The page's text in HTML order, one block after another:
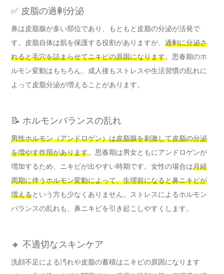
✅ 皮脂の過剰分泌
鼻は皮脂腺が多い部位であり、もともと皮脂の分泌が活発で
す。皮脂自体は肌を保護する役割がありますが、 過剰に分泌さ
れると毛穴を詰まらせてニキビの原因になります。思春期のホ
ルモン変動はもちろん、成人後もストレスや生活習慣の乱れに
よって皮脂分泌が増えることがあります。
📝 ホルモンバランスの乱れ
男性ホルモン（アンドロゲン）は皮脂腺を刺激して皮脂の分泌
を増やす作用があります。思春期は男女ともにアンドロゲンが
増加するため、ニキビが出やすい時期です。女性の場合は月経
周期に伴うホルモン変動によって、生理前になると鼻ニキビが
増えるという方も少なくありません。ストレスによるホルモン
バランスの乱れも、鼻ニキビを引き起こしやすくします。
🔸 不適切なスキンケア
洗顔不足による汚れや皮脂の蓄積はニキビの原因になります